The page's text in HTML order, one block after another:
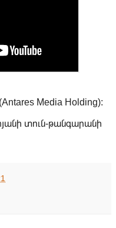
Media Holding):
տուն-թանգարանի